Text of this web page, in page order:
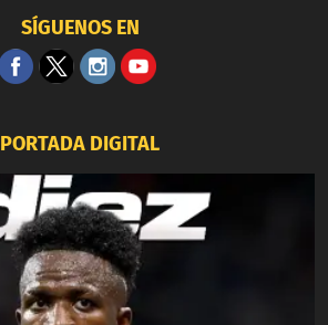
SÍGUENOS EN
PORTADA DIGITAL